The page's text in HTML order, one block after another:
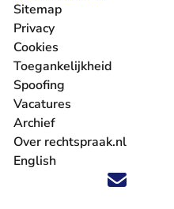
Volg ons op X (Twitter) - U
Volg ons op Facebook -
Volg ons op
Volg ons op
Volg ons op
'Blijf op de
Sitemap
Privacy
Cookies
Toegankelijkheid
Spoofing
Vacatures
- U verlaat Rechtspraak.nl
Archief
Over rechtspraak.nl
English